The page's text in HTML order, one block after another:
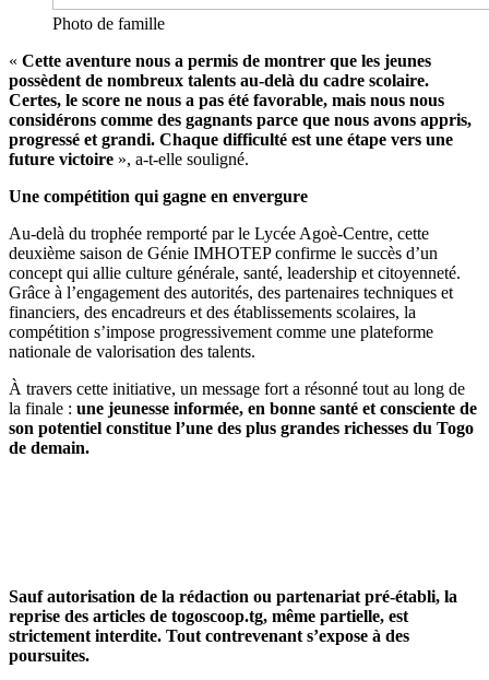
Photo de famille
« Cette aventure nous a permis de montrer que les jeunes
possèdent de nombreux talents au-delà du cadre scolaire.
Certes, le score ne nous a pas été favorable, mais nous nous
considérons comme des gagnants parce que nous avons appris,
progressé et grandi. Chaque difficulté est une étape vers une
future victoire », a-t-elle souligné.
Une compétition qui gagne en envergure
Au-delà du trophée remporté par le Lycée Agoè-Centre, cette
deuxième saison de Génie IMHOTEP confirme le succès d’un
concept qui allie culture générale, santé, leadership et citoyenneté.
Grâce à l’engagement des autorités, des partenaires techniques et
financiers, des encadreurs et des établissements scolaires, la
compétition s’impose progressivement comme une plateforme
nationale de valorisation des talents.
À travers cette initiative, un message fort a résonné tout au long de
la finale : une jeunesse informée, en bonne santé et consciente de
son potentiel constitue l’une des plus grandes richesses du Togo
de demain.
Sauf autorisation de la rédaction ou partenariat pré-établi, la
reprise des articles de togoscoop.tg, même partielle, est
strictement interdite. Tout contrevenant s’expose à des
poursuites.